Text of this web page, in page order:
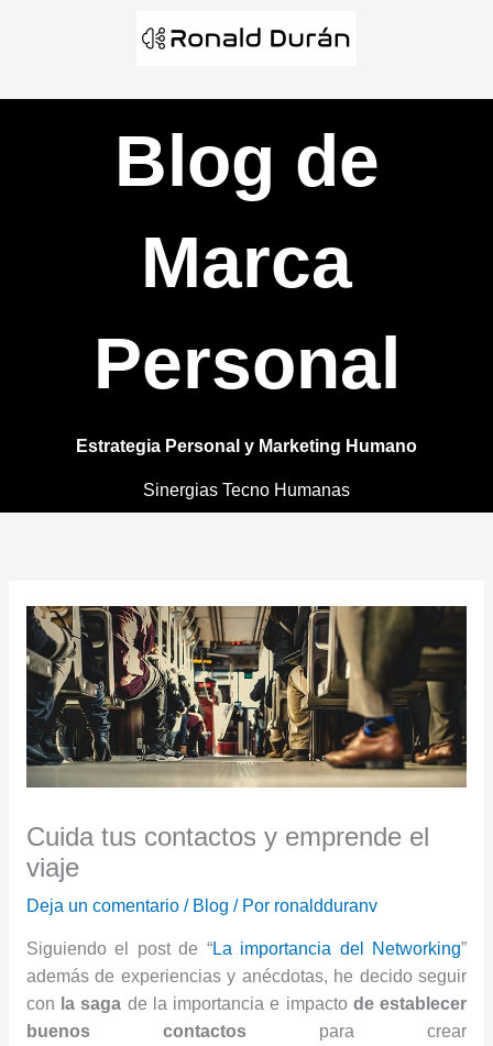
Blog de
Marca
Personal
Estrategia Personal y Marketing Humano
Sinergias Tecno Humanas
Cuida tus contactos y emprende el
viaje
Deja un comentario / Blog / Por ronaldduranv
Siguiendo el post de “La importancia del Networking”
además de experiencias y anécdotas, he decido seguir
con la saga de la importancia e impacto de establecer
buenos contactospara crear